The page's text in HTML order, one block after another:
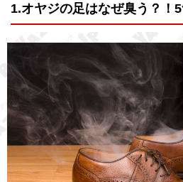
1.オヤジの足はなぜ臭う？！